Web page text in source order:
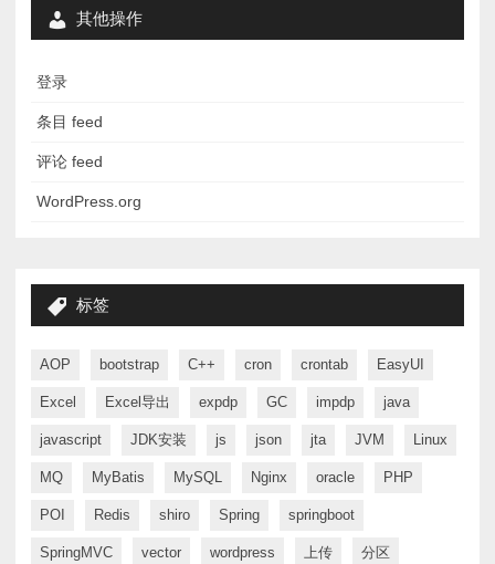
其他操作
登录
条目 feed
评论 feed
WordPress.org
标签
AOP bootstrap C++ cron crontab EasyUI
Excel Excel导出 expdp GC impdp java
javascript JDK安装 js json jta JVM Linux
MQ MyBatis MySQL Nginx oracle PHP
POI Redis shiro Spring springboot
SpringMVC vector wordpress 上传 分区